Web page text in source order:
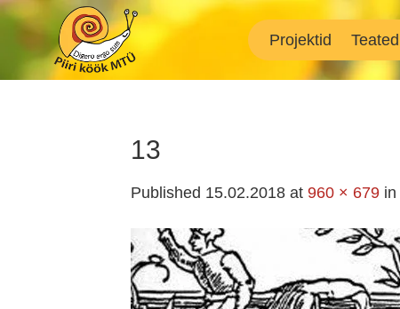
Skip
content
Projektid Teated
13
Published 15.02.2018 at 960 × 679 in